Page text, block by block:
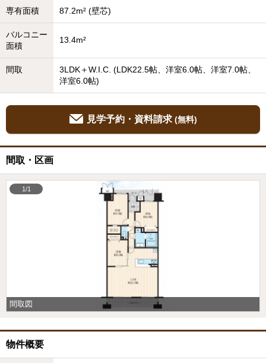
専有面積 87.2m² (壁芯)
バルコニー
面積
13.4m²
間取
3LDK＋W.I.C. (LDK22.5帖、洋室6.0帖、洋室7.0帖、
洋室6.0帖)
見学予約・資料請求 (無料)
間取・区画
間取図
1/1
物件概要